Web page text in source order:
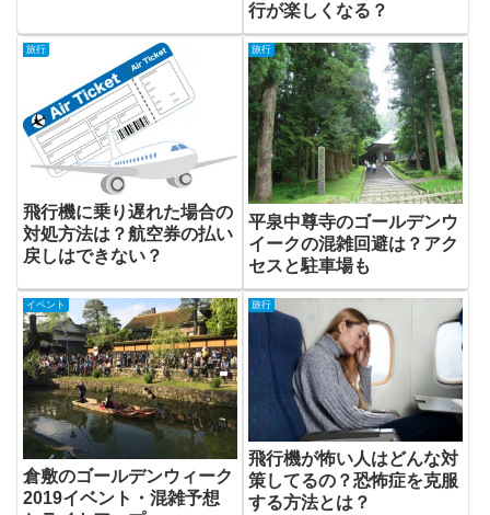
行が楽しくなる？
旅行
飛行機に乗り遅れた場合の
対処方法は？航空券の払い
戻しはできない？
旅行
平泉中尊寺のゴールデンウ
イークの混雑回避は？アク
セスと駐車場も
イベント
倉敷のゴールデンウィーク
2019イベント・混雑予想
旅行
飛行機が怖い人はどんな対
策してるの？恐怖症を克服
する方法とは？